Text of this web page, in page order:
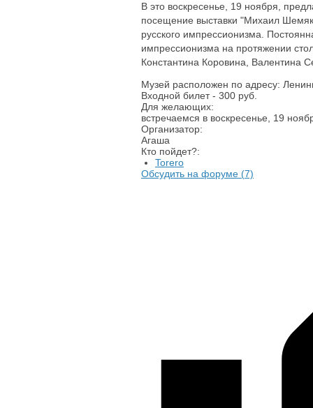
В это воскресенье, 19 ноября,
посещение выставки "Михаил
русского импрессионизма.
импрессионизма на протяжении
Константина Коровина, Валентина
Музей расположен по адресу:
Входной билет - 300 руб.
Для желающих:
встречаемся в воскресенье, 19
Организатор:
Агаша
Кто пойдет?:
Torero
Обсудить на форуме (7)